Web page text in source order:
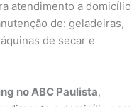
atendimento a domicílio
de: geladeiras,
de secar e
no ABC Paulista,